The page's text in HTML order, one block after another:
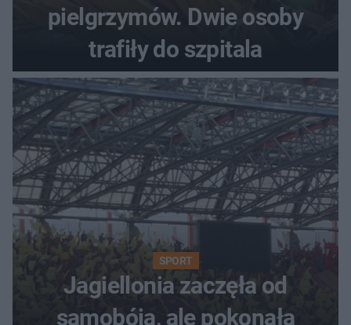
pielgrzymów. Dwie osoby
trafiły do szpitala
SPORT
Jagiellonia zaczęła od
samobója, ale pokonała